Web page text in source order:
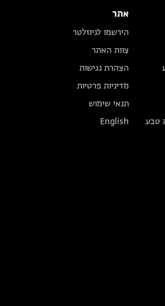
טבע
אתר
הירשמו לניוזלטר
צוות האתר
הצהרת נגישות
מדיניות פרטיות
תנאי שימוש
English